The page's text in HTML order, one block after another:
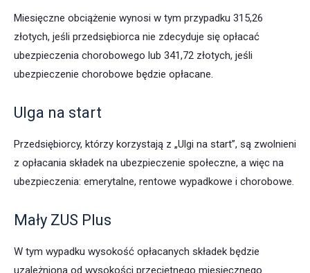
Miesięczne obciążenie wynosi w tym przypadku 315,26
złotych, jeśli przedsiębiorca nie zdecyduje się opłacać
ubezpieczenia chorobowego lub 341,72 złotych, jeśli
ubezpieczenie chorobowe będzie opłacane.
Ulga na start
Przedsiębiorcy, którzy korzystają z „Ulgi na start”, są zwolnieni
z opłacania składek na ubezpieczenie społeczne, a więc na
ubezpieczenia: emerytalne, rentowe wypadkowe i chorobowe.
Mały ZUS Plus
W tym wypadku wysokość opłacanych składek będzie